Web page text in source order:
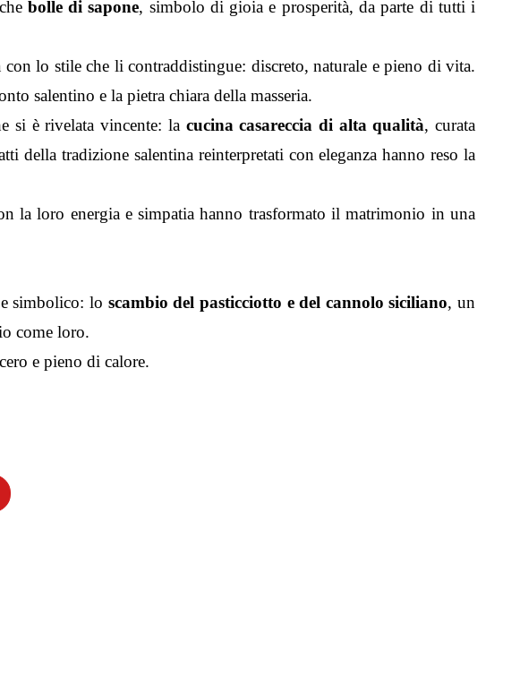
bolle di sapone, simbolo di gioia e prosperità, da parte di tutti i
con lo stile che li contraddistingue: discreto, naturale e pieno di vita.
salentino e la pietra chiara della masseria.
si è rivelata vincente: la cucina casareccia di alta qualità, curata
della tradizione salentina reinterpretati con eleganza hanno reso la
la loro energia e simpatia hanno trasformato il matrimonio in una
simbolico: lo scambio del pasticciotto e del cannolo siciliano, un
come loro.
e pieno di calore.